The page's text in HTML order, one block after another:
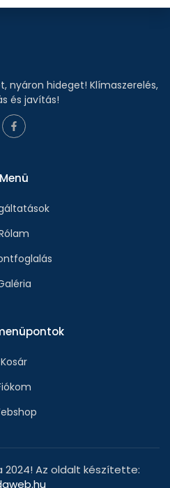
nyáron hideget! Klímaszerelés,
és javítás!
Menü
Kosár
Az oldalt készítette: